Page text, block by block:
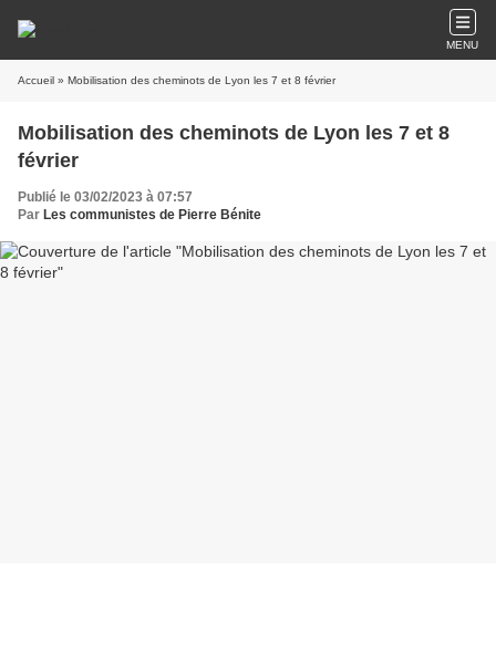
MENU
Accueil » Mobilisation des cheminots de Lyon les 7 et 8 février
Mobilisation des cheminots de Lyon les 7 et 8
février
Publié le 03/02/2023 à 07:57
Par Les communistes de Pierre Bénite